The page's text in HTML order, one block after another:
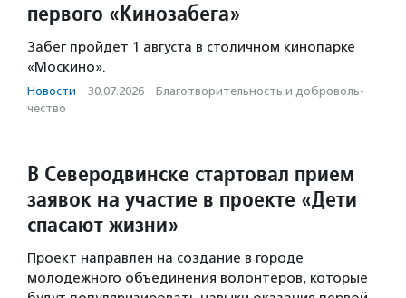
первого «Кинозабега»
Забег пройдет 1 августа в столичном кинопарке
«Москино».
Новости · 30.07.2026 · Благотвори­тель­ность и доброволь­
чест­во
В Северодвинске стартовал прием
заявок на участие в проекте «Дети
спасают жизни»
Проект направлен на создание в городе
молодежного объединения волонтеров, которые